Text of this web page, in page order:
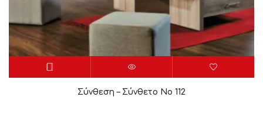
Σύνθεση – Σύνθετο Νο 112